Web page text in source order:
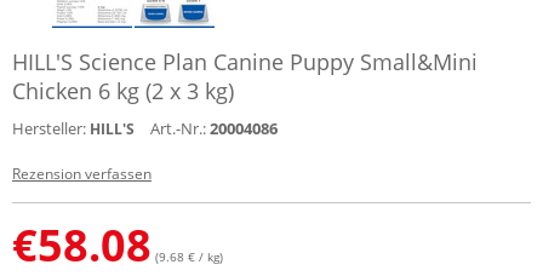
HILL'S Science Plan Canine Puppy Small&Mini
Chicken 6 kg (2 x 3 kg)
Hersteller: HILL'S Art.-Nr.:20004086
Rezension verfassen
€58.08 (9.68 € / kg)